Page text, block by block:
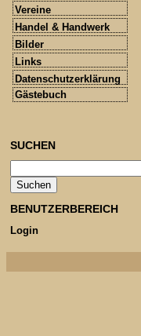
Vereine
Handel & Handwerk
Bilder
Links
Datenschutzerklärung
Gästebuch
SUCHEN
BENUTZERBEREICH
Login